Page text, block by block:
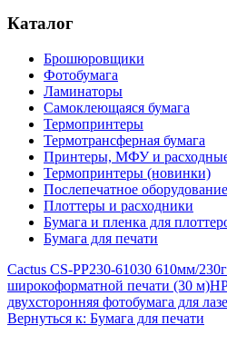
Каталог
Брошюровщики
Фотобумага
Ламинаторы
Самоклеющаяся бумага
Термопринтеры
Термотрансферная бумага
Принтеры, МФУ и
Термопринтеры (новинки)
Послепечатное оборудование
Плоттеры и расходники
Бумага и пленка для
Бумага для печати
Cactus CS-PP230-61030 610мм/
широкоформатной печати (30 м)
двухсторонняя фотобумага для
Вернуться к: Бумага для печати